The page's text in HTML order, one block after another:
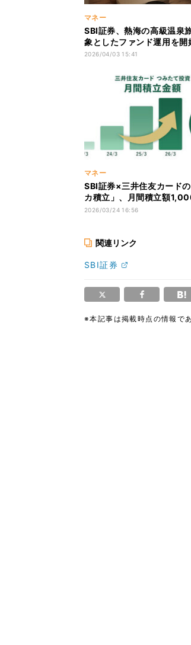
マネー
SBI証券、熱海の高級温泉
象としたファンド運用を開
2026/04/03 15:41
マネー
SBI証券×三井住友カード
カ積立」、月間積立額
を突破
2026/03/24 16:56
関連リンク
SBI証券
※本記事は掲載時点の情報で